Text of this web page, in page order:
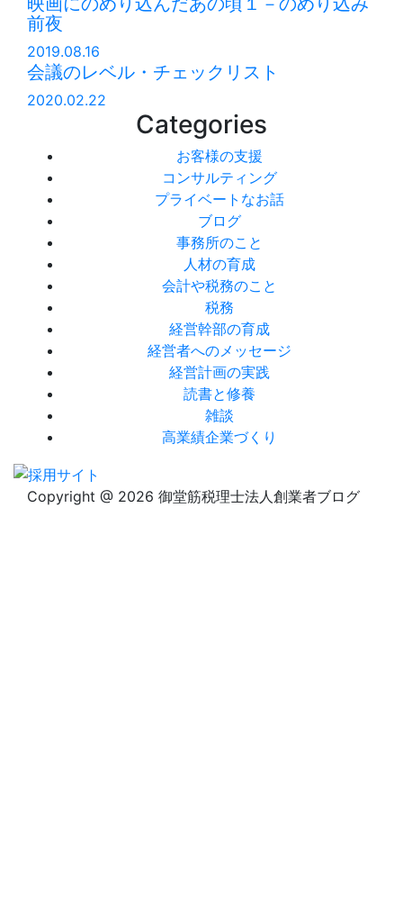
前夜
2019.08.16
会議のレベル・チェックリスト
2020.02.22
Categories
お客様の支援
コンサルティング
プライベートなお話
ブログ
事務所のこと
人材の育成
会計や税務のこと
税務
経営幹部の育成
経営者へのメッセージ
経営計画の実践
読書と修養
雑談
高業績企業づくり
Copyright @ 2026 御堂筋税理士法人創業者ブログ